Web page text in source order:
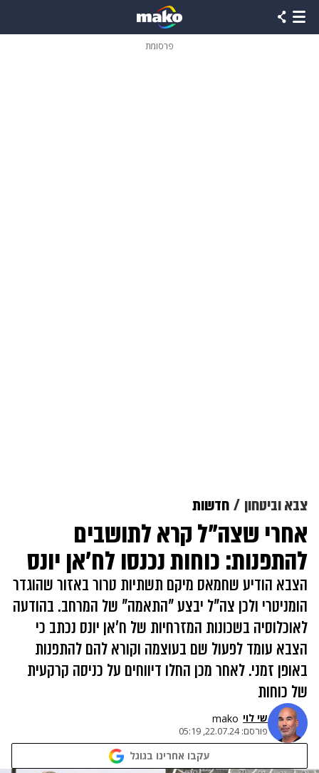
פרסומת
צבא וביטחון חדשות
אחרי שצה"ל קרא לתושבים
להתפנות: כוחות נכנסו לח'אן יונס
הצבא הודיע שחמאס מיקם תשתיות טרור באזור שהוגדר
הומניטרי ולכן צה"ל יבצע "התאמה" של המרחב. בהודעה
לאוכלוסיה בשכונות המזרחיות של ח'אן יונס נכתב כי
הצבא עומד לפעול שם בעוצמה וקורא להם להתפנות
באופן זמני. לאחר מכן החלו דיווחים על כניסה קרקעית
של כוחות
שי לוי mako
פורסם:22.07.24, 05:19
עקבו אחרינו בגוגל